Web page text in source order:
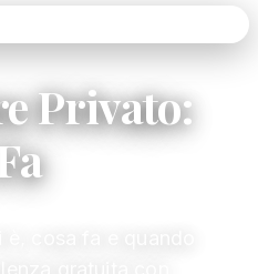
Privato: